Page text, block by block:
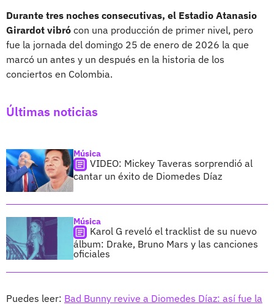
Durante tres noches consecutivas, el Estadio Atanasio
Girardot vibró con una producción de primer nivel, pero
fue la jornada del domingo 25 de enero de 2026 la que
marcó un antes y un después en la historia de los
conciertos en Colombia.
Últimas noticias
Música
VIDEO: Mickey Taveras sorprendió al
cantar un éxito de Diomedes Díaz
Música
Karol G reveló el tracklist de su nuevo
álbum: Drake, Bruno Mars y las canciones
oficiales
Puedes leer: Bad Bunny revive a Diomedes Díaz: así fue la